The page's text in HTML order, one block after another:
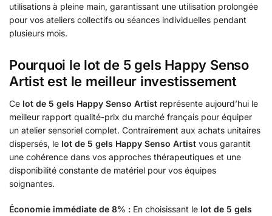
utilisations à pleine main, garantissant une utilisation prolongée
pour vos ateliers collectifs ou séances individuelles pendant
plusieurs mois.
Pourquoi le lot de 5 gels Happy Senso
Artist est le meilleur investissement
Ce lot de 5 gels Happy Senso Artist représente aujourd’hui le
meilleur rapport qualité-prix du marché français pour équiper
un atelier sensoriel complet. Contrairement aux achats unitaires
dispersés, le lot de 5 gels Happy Senso Artist vous garantit
une cohérence dans vos approches thérapeutiques et une
disponibilité constante de matériel pour vos équipes
soignantes.
Économie immédiate de 8% : En choisissant le lot de 5 gels